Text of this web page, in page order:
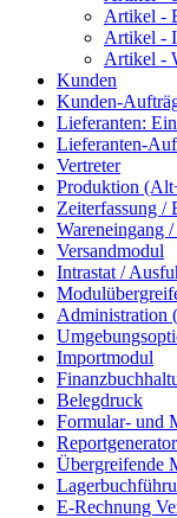
Artikel -
Artikel -
Artikel -
Kunden
Kunden-
Lieferanten:
Lieferanten-
Vertreter
Produktion
Zeiterfassung /
Wareneingang
Versandmodul
Intrastat /
Administration
Importmodul
Belegdruck
Formular- und
Reportgenerator
Übergreifende
E-Rechnung